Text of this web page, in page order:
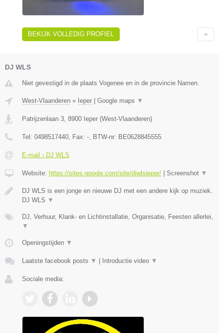
BEKIJK VOLLEDIG PROFIEL
DJ WLS
Niet gevestigd in de plaats Vogenee en in de provincie Namen.
West-Vlaanderen » Ieper Google maps ▼
Patrijzenlaan 3, 8900 Ieper (West-Vlaanderen)
Tel: 0498517440, Fax: -, BTW-nr: BE0628845555
E-mail › DJ WLS
Website: https://sites.google.com/site/djwlsieper/ Screenshot ▼
DJ WLS is een jonge en nieuwe DJ met een andere kijk op muziek.
DJ WLS ▼
DJ, Verhuur, Klank- en Lichtinstallatie, Organisatie, Feesten allerlei,
▼
Openingstijden ▼
Laatste facebook posts ▼ Introductie video ▼
Sociale media: